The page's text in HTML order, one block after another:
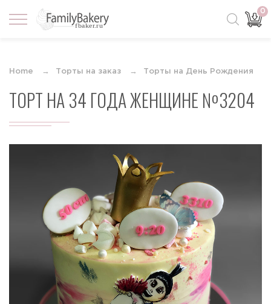
0
Home Торты на заказ Торты на День Рождения
ТОРТ НА 34 ГОДА ЖЕНЩИНЕ №3204